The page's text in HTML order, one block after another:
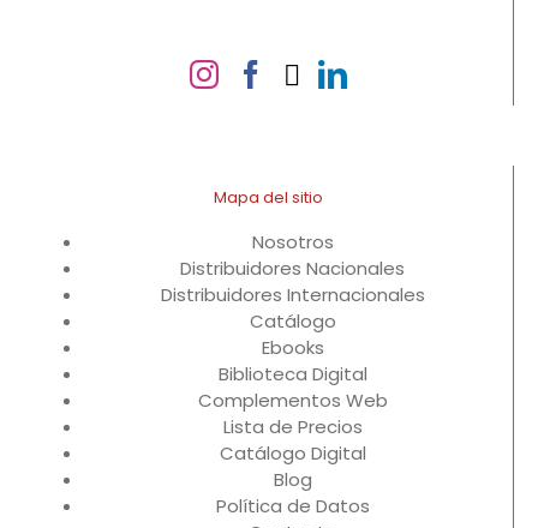
Mapa del sitio
Nosotros
Distribuidores Nacionales
Distribuidores Internacionales
Catálogo
Ebooks
Biblioteca Digital
Complementos Web
Lista de Precios
Catálogo Digital
Blog
Política de Datos